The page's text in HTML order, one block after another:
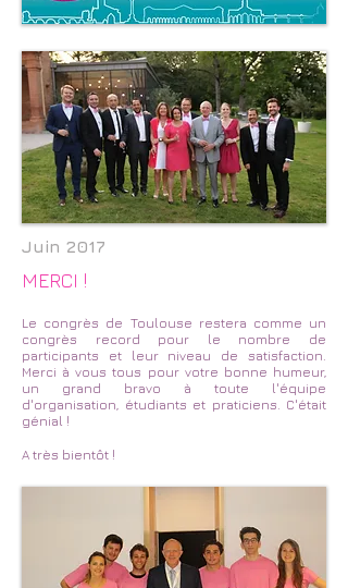
Juin 2017
MERCI !
Le congrès de Toulouse restera comme un
congrès record pour le nombre de
participants et leur niveau de satisfaction.
Merci à vous tous pour votre bonne humeur,
un grand bravo à toute l'équipe
d'organisation, étudiants et praticiens. C'était
génial !
A très bientôt !